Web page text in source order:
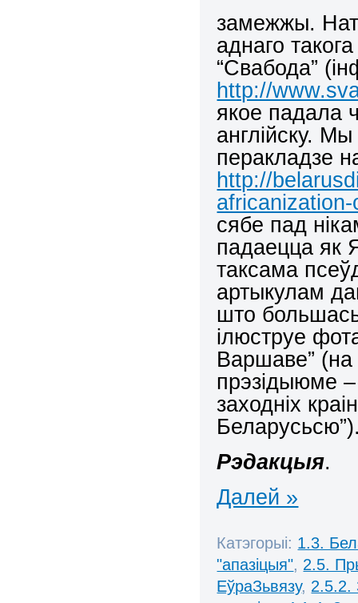
замежжы.
аднаго
“Свабода”
http://
якое падала
англійску.
перакладзе
http://
сябе пад
падаецца як
таксама
артыкулам
што
ілюструе
Варшаве” (на
прэзідыюме –
заходніх
Рэдакцыя.
Далей »
Катэгорыі: 1.3.
"апазіцыя", 2.5.
ЕўраЗьвязу, 2.5.2.